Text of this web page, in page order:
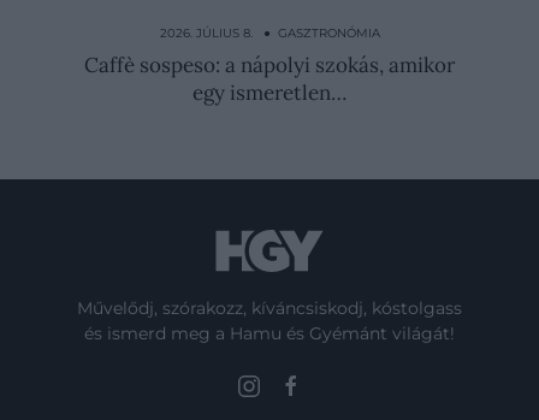
Sütés nélkül készül a nyár hűsítő epres
krémpitéje
2026. JÚLIUS 8. ● GASZTRONÓMIA
Caffè sospeso: a nápolyi szokás, amikor
egy ismeretlen…
Művelődj, szórakozz, kíváncsiskodj, kóstolgass
és ismerd meg a Hamu és Gyémánt világát!